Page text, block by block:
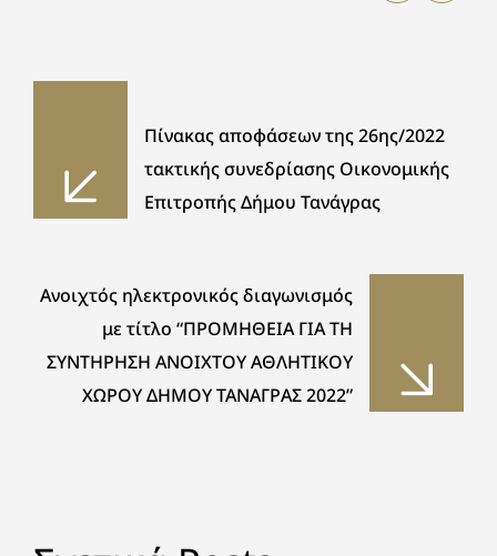
Πίνακας αποφάσεων της 26ης/2022
τακτικής συνεδρίασης Οικονομικής
Επιτροπής Δήμου Τανάγρας
Ανοιχτός ηλεκτρονικός διαγωνισμός
με τίτλο “ΠΡΟΜΗΘΕΙΑ ΓΙΑ ΤΗ
ΣΥΝΤΗΡΗΣΗ ΑΝΟΙΧΤΟΥ ΑΘΛΗΤΙΚΟΥ
ΧΩΡΟΥ ΔΗΜΟΥ ΤΑΝΑΓΡΑΣ 2022”